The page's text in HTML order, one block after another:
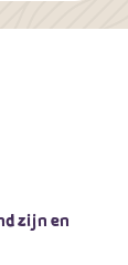
zijn en